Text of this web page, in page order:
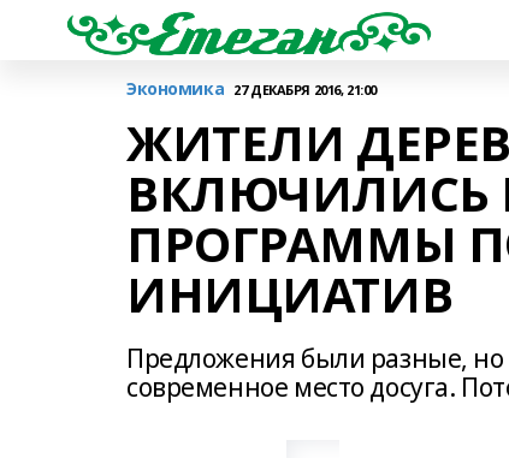
Экономика 27 ДЕКАБРЯ 2016, 21:00
ЖИТЕЛИ
ВКЛЮЧИЛИСЬ
ПРОГРАММЫ
ИНИЦИАТИВ
Предложения были разные,
современное место досуга.